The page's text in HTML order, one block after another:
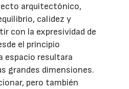
arquitectónico,
calidez y
con la expresividad de
el principio
espacio resultara
grandes dimensiones.
pero también